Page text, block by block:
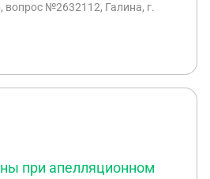
Комитета по печати.
по печати.
, вопрос №2632112, Галина, г.
при апелляционном